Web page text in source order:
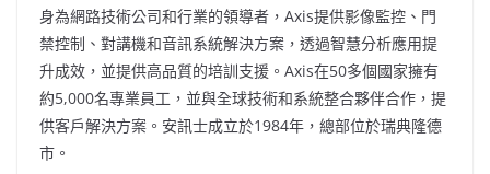
身為網路技術公司和行業的領導者，Axis提供影像監控、門
禁控制、對講機和音訊系統解決方案，透過智慧分析應用提
升成效，並提供高品質的培訓支援。Axis在50多個國家擁有
約5,000名專業員工，並與全球技術和系統整合夥伴合作，提
供客戶解決方案。安訊士成立於1984年，總部位於瑞典隆德
市。